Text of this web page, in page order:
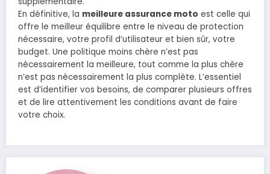
En définitive, la meilleure assurance moto est celle qui
offre le meilleur équilibre entre le niveau de protection
nécessaire, votre profil d’utilisateur et bien sûr, votre
budget. Une politique moins chère n’est pas
nécessairement la meilleure, tout comme la plus chère
n’est pas nécessairement la plus complète. L’essentiel
est d’identifier vos besoins, de comparer plusieurs offres
et de lire attentivement les conditions avant de faire
votre choix.